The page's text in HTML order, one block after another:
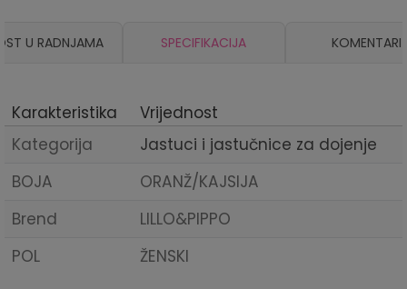
U RADNJAMA SPECIFIKACIJA KOMENTARI
Karakteristika
Vrijednost
Kategorija
Jastuci i jastučnice za dojenje
BOJA
ORANŽ/KAJSIJA
Brend
LILLO&PIPPO
POL
ŽENSKI